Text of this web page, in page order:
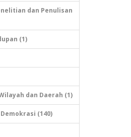
dan Penulisan
(1)
dan Daerah (1)
(140)